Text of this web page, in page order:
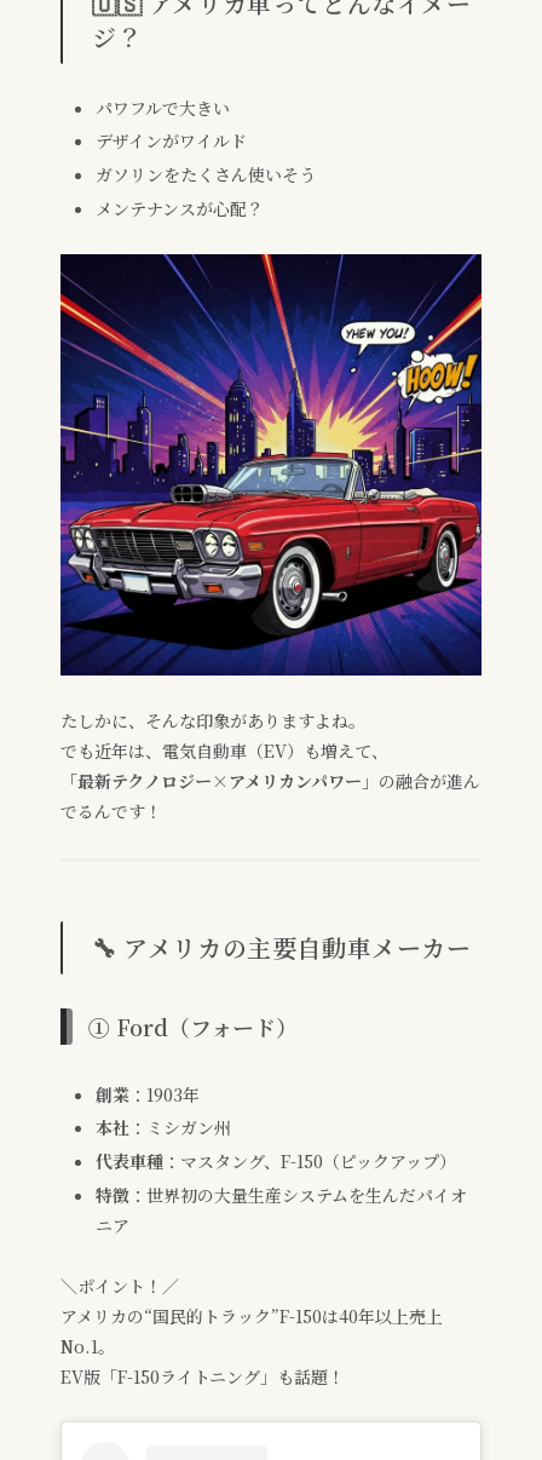
ジ？
パワフルで大きい
デザインがワイルド
ガソリンをたくさん使いそう
メンテナンスが心配？
たしかに、そんな印象がありますよね。
でも近年は、電気自動車（EV）も増えて、
「最新テクノロジー×アメリカンパワー」 の融合が進ん
でるんです！
🔧 アメリカの主要自動車メーカー
① Ford（フォード）
創業：1903年
本社 ：ミシガン州
代表車種：マスタング、F-150（ピックアップ）
特徴：世界初の大量生産システムを生んだパイオ
ニア
＼ポイント！／
アメリカの“国民的トラック”F-150は40年以上売上
No.1。
EV版「F-150ライトニング」も話題！